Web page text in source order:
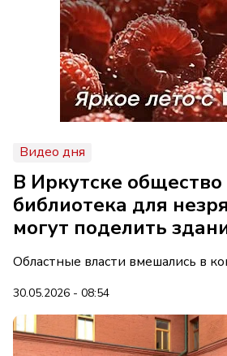
Видео дня
В Иркутске
библиотека для
могут поделить
Областные власти вмешались в
30.05.2026 - 08:54